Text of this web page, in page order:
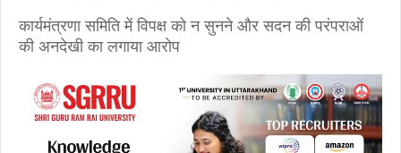
कार्यमंत्रणा समिति में विपक्ष को न सुनने और सदन की परंपराओं
की अनदेखी का लगाया आरोप